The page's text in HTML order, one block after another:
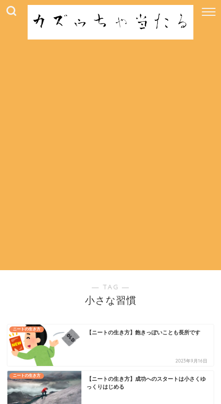
― TAG ―
小さな習慣
ニートの生き方
【ニートの生き方】飽きっぽいことも長所です
2023年9月16日
ニートの生き方
【ニートの生き方】成功へのスタートは小さくゆ
っくりはじめる